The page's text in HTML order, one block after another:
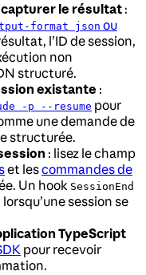
le résultat :
format json ou
l’ID de session,
non
structuré.
existante :
-p --resume pour
une demande de
structurée.
: lisez le champ
et lescommandes de
Un hook SessionEnd
session se
TypeScript
pour recevoir